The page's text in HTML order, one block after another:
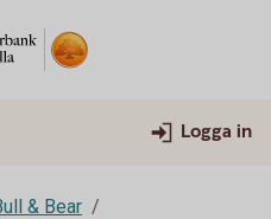
Logga in
& Bear